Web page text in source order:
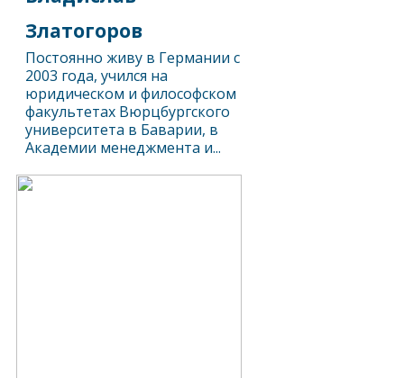
Златогоров
Постоянно живу в Германии с
2003 года, учился на
юридическом и философском
факультетах Вюрцбургского
университета в Баварии, в
Академии менеджмента и...